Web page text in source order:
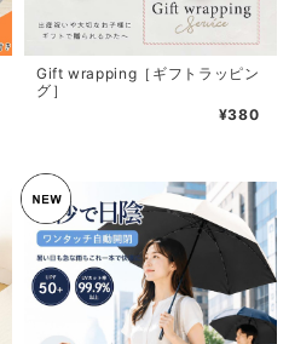
Gift wrapping［ギフトラッピン
グ］
¥380